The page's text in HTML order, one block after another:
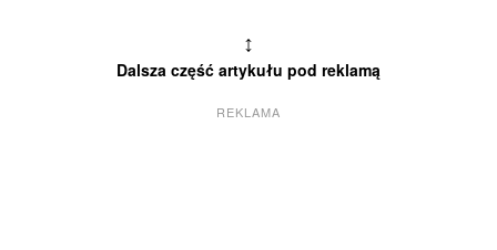
↕
Dalsza część artykułu pod reklamą
REKLAMA